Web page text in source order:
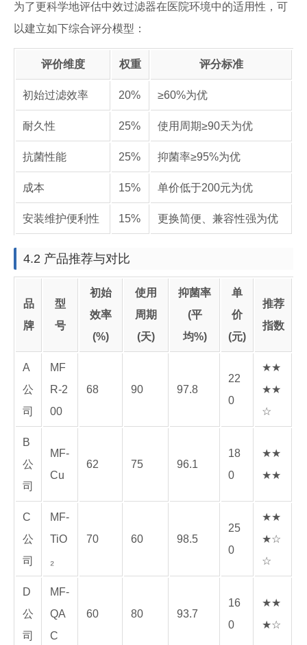
为了更科学地评估中效过滤器在医院环境中的适用性，可
以建立如下综合评分模型：
评价维度 权重 评分标准
初始过滤效率 20% ≥60%为优
耐久性 25% 使用周期≥90天为优
抗菌性能 25% 抑菌率≥95%为优
成本 15% 单价低于200元为优
安装维护便利性 15% 更换简便、兼容性强为优
4.2 产品推荐与对比
品
牌
型
号
初始
效率
(%)
使用
周期
(天)
抑菌率
(平
均%)
单
价
(元)
推荐
指数
A
公
司
MF
R-2
00
68 90 97.8
22
0
★★
★★
☆
B
公
司
MF-
Cu
62 75 96.1
18
0
★★
★★
C
公
司
MF-
TiO
₂
70 60 98.5
25
0
★★
★☆
☆
D
公
司
MF-
QA
C
60 80 93.7
16
0
★★
★☆